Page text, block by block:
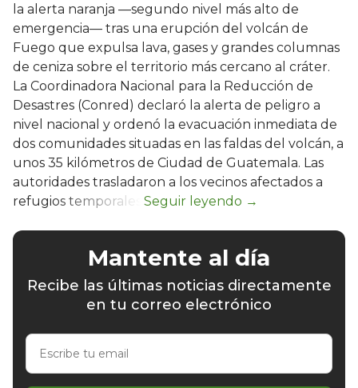
la alerta naranja —segundo nivel más alto de
emergencia— tras una erupción del volcán de
Fuego que expulsa lava, gases y grandes columnas
de ceniza sobre el territorio más cercano al cráter.
La Coordinadora Nacional para la Reducción de
Desastres (Conred) declaró la alerta de peligro a
nivel nacional y ordenó la evacuación inmediata de
dos comunidades situadas en las faldas del volcán, a
unos 35 kilómetros de Ciudad de Guatemala. Las
autoridades trasladaron a los vecinos afectados a
refugios temporales.
Mantente al día
Recibe las últimas noticias directamente
en tu correo electrónico
Escribe
email